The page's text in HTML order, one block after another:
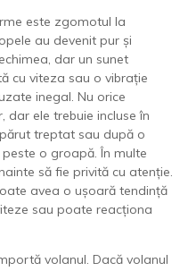
este zgomotul la
au devenit pur și
dar un sunet
cu viteza sau o vibrație
inegal. Nu orice
dar ele trebuie incluse în
treptat sau după o
o groapă. În multe
să fie privită cu atenție.
avea o ușoară tendință
sau poate reacționa
volanul. Dacă volanul